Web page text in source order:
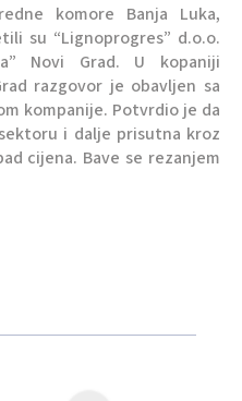
komore Banja Luka,
su “Lignoprogres” d.o.o.
Novi Grad. U kopaniji
razgovor je obavljen sa
kompanije. Potvrdio je da
i dalje prisutna kroz
cijena. Bave se rezanjem